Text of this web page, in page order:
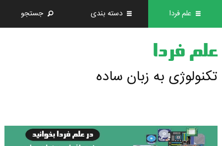
علم فردا دسته بندی جستجو
علم فردا
تکنولوژی به زبان ساده